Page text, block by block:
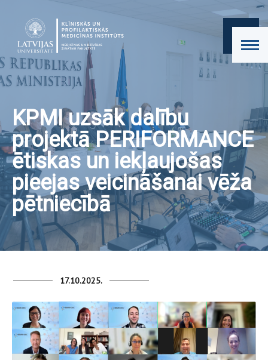
KPMI uzsāk dalību
projektā PERIFORMANCE
ētiskas un iekļaujošas
pieejas veicināšanai vēža
pētniecībā
17.10.2025.